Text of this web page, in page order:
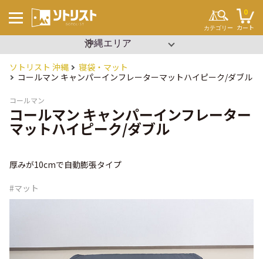
カテゴリー
0
カート
ソトリスト 沖縄
寝袋・マット
コールマン キャンパーインフレーターマットハイピーク/ダブル
コールマン
コールマン キャンパーインフレーター
マットハイピーク/ダブル
厚みが10cmで自動膨張タイプ
#マット
▼ エリアを選択
沖縄 関東
キーワードから探す
#ソロキャンプ
#ブッシュクラフト
#ワンポール
#パップテント
#タープ
#2ルーム
#寝袋
#設営簡単
#イベント
テント・タープ
チェア・テーブル
その他